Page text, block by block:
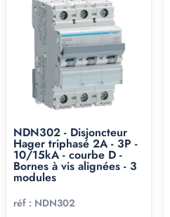
NDN302 - Disjoncteur
Hager triphasé 2A - 3P -
10/15kA - courbe D -
Bornes à vis alignées - 3
modules
réf : NDN302